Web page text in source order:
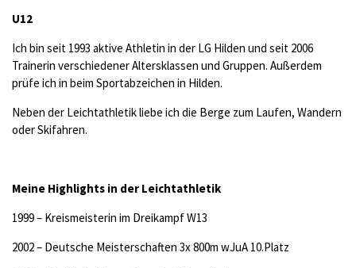
U12
Ich bin seit 1993 aktive Athletin in der LG Hilden und seit 2006
Trainerin verschiedener Altersklassen und Gruppen. Außerdem
prüfe ich in beim Sportabzeichen in Hilden.
Neben der Leichtathletik liebe ich die Berge zum Laufen, Wandern
oder Skifahren.
Meine Highlights in der Leichtathletik
1999 – Kreismeisterin im Dreikampf W13
2002 – Deutsche Meisterschaften 3x 800m wJuA 10.Platz